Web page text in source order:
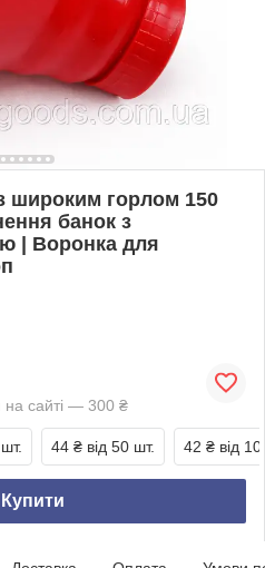
широким горлом 150
банок з
| Воронка для
на сайті — 300 ₴
44 ₴ від 50 шт. 42 ₴ від
Купити